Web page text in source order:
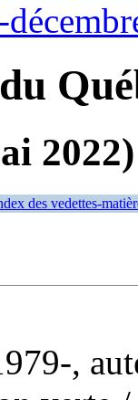
2022)
des vedettes-
,